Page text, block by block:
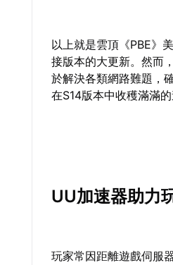
以上就是雲頂《PBE》
接版本的大更新。然而
於解決各類網路難題，
在S14版本中收穫滿滿的
UU加速器助力
玩家常因距離遊戲伺服